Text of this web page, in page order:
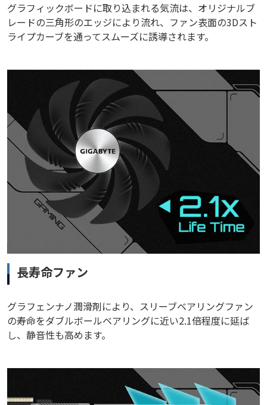
グラフィックボードに取り込まれる気流は、オリジナルブ
レードの三角形のエッジにより流れ、ファン表面の3Dスト
ライプカーブを通ってスムーズに誘導されます。
長寿命ファン
グラフェンナノ潤滑剤により、スリーブベアリングファン
の寿命をダブルボールベアリングに近い2.1倍程度に延ば
し、静音性も高めます。